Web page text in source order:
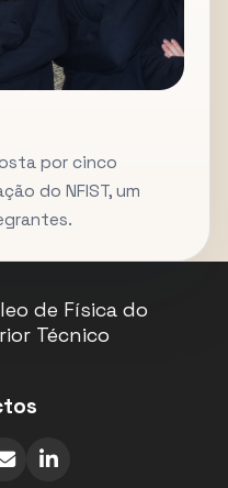
por cinco
do NFIST, um
de Física do
Técnico